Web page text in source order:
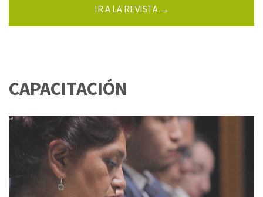
IR A LA REVISTA →
CAPACITACIÓN